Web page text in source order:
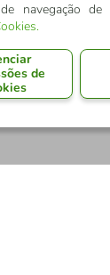
de navegação
.
de